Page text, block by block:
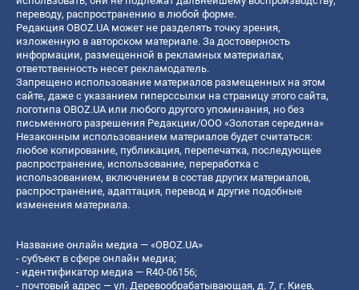
переводу, распространению в любой форме.
Редакция OBOZ.UA может не разделять точку зрения,
изложенную в авторском материале. За достоверность
информации, размещенной в рекламных материалах,
ответственность несет рекламодатель.
Запрещено использование материалов размещенных на этом
сайте, даже с указанием гиперссылки на страницу этого сайта,
логотипа OBOZ.UA или любого другого упоминания, но без
письменного разрешения Редакции/ООО «Золотая середина»
Незаконным использованием материалов будет считаться:
любое копирование, публикация, перепечатка, последующее
распространение, использование, переработка с
использованием, включением в состав других материалов,
распространение, адаптация, перевод и другие подобные
изменения материала.
Название онлайн медиа — «OBOZ.UA»
- субъект в сфере онлайн медиа;
- идентификатор медиа — R40-06156;
- почтовый адрес — ул. Деревообрабатывающая, д. 7, г. Киев,